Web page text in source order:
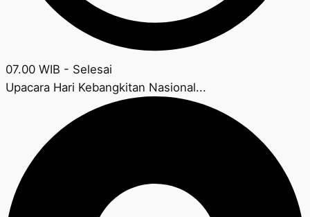
07.00 WIB - Selesai
Upacara Hari Kebangkitan Nasional...